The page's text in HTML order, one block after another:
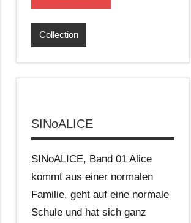
Collection
SINoALICE
SINoALICE, Band 01 Alice
kommt aus einer normalen
Familie, geht auf eine normale
Schule und hat sich ganz